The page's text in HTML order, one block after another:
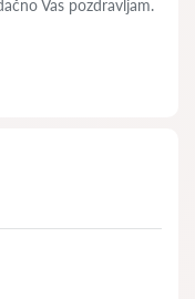
Vas pozdravljam.